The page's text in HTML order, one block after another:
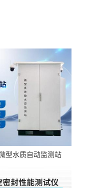
型水质自动监测站